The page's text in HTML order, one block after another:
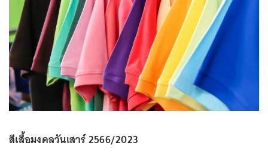
สีเสื้อมงคลวันเสาร์ 2566/2023